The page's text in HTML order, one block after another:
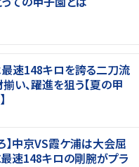
速148キロを誇る二刀流
い、躍進を狙う【夏の甲
】中京VS霞ケ浦は大会屈
速148キロの剛腕がプラ